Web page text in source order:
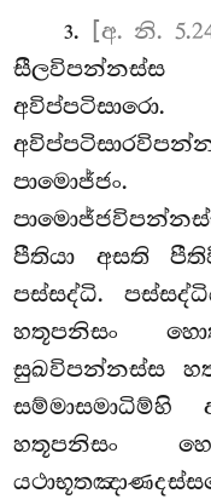
3. [අ. නි.
පීතියා අසති
පස්සද්ධි.
හතූපනිසං
සුඛවිපන්නස්ස
සම්මාසමාධිම්හි
හතූපනිසං